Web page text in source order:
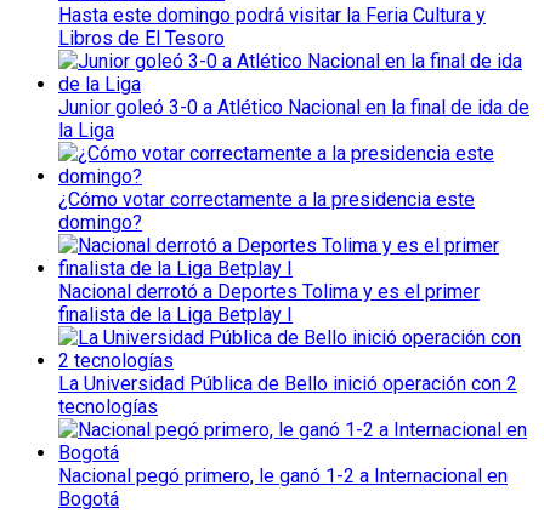
Hasta este domingo podrá visitar la Feria Cultura y
Libros de El Tesoro
Junior goleó 3-0 a Atlético Nacional en la final de ida de
la Liga
¿Cómo votar correctamente a la presidencia este
domingo?
Nacional derrotó a Deportes Tolima y es el primer
finalista de la Liga Betplay I
La Universidad Pública de Bello inició operación con 2
tecnologías
Nacional pegó primero, le ganó 1-2 a Internacional en
Bogotá